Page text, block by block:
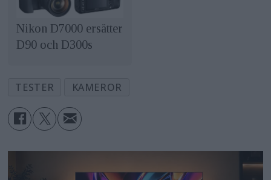
Nikon D7000 ersätter
D90 och D300s
TESTER KAMEROR